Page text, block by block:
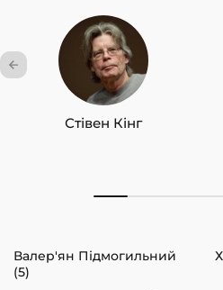
Стівен Кінг
Валер'ян Підмогильний
(5)